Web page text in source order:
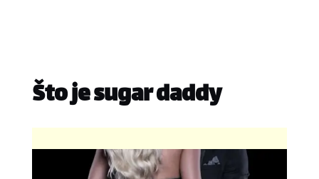
Što je sugar daddy